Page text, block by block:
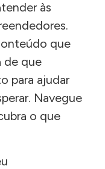
às
que
de que
para ajudar
Navegue
o que